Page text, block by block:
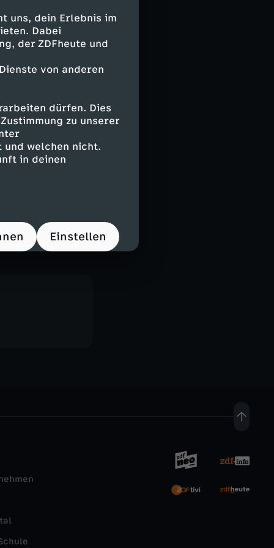
uns, dein Erlebnis im
Dabei
der ZDFheute und
von anderen
dürfen. Dies
zu unserer
und welchen nicht.
in deinen
Einstellen
DSDS und
ihre Karriere
viel gedatet,
Loch und
blüht sie
über
um